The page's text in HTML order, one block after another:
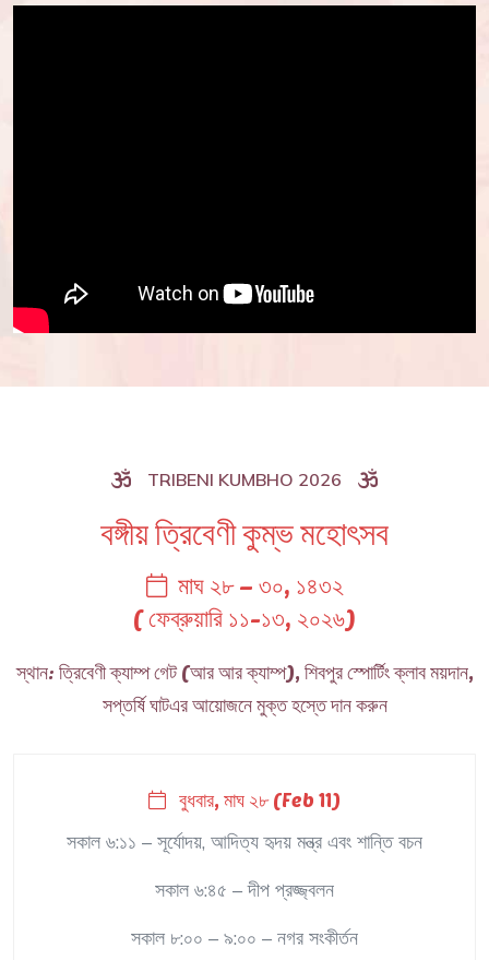
TRIBENI KUMBHO 2026
বঙ্গীয় ত্রিবেণী কুম্ভ মহোৎসব
মাঘ ২৮ – ৩০, ১৪৩২
( ফেব্রুয়ারি ১১-১৩, ২০২৬)
স্থান: ত্রিবেণী ক্যাম্প গেট (আর আর ক্যাম্প), শিবপুর স্পোর্টিং ক্লাব ময়দান,
সপ্তর্ষি ঘাটএর আয়োজনে মুক্ত হস্তে দান করুন
বুধবার, মাঘ ২৮ (Feb 11)
সকাল ৬:১১ – সূর্যোদয়, আদিত্য হৃদয় মন্ত্র এবং শান্তি বচন
সকাল ৬:৪৫ – দীপ প্রজ্জ্বলন
সকাল ৮:০০ – ৯:০০ – নগর সংকীর্তন